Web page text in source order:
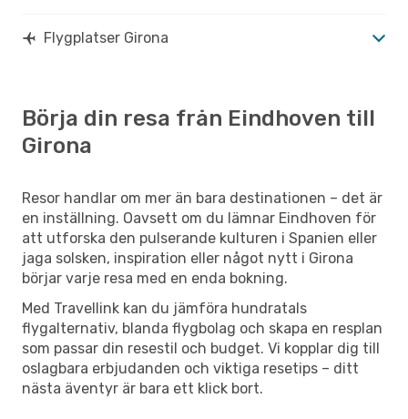
Flygplatser Girona
Börja din resa från Eindhoven till
Girona
Resor handlar om mer än bara destinationen – det är
en inställning. Oavsett om du lämnar Eindhoven för
att utforska den pulserande kulturen i Spanien eller
jaga solsken, inspiration eller något nytt i Girona
börjar varje resa med en enda bokning.
Med Travellink kan du jämföra hundratals
flygalternativ, blanda flygbolag och skapa en resplan
som passar din resestil och budget. Vi kopplar dig till
oslagbara erbjudanden och viktiga resetips – ditt
nästa äventyr är bara ett klick bort.